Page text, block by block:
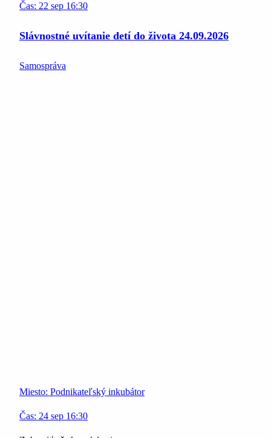
Čas: 22 sep 16:30
Slávnostné uvítanie detí do života 24.09.2026
Samospráva
Miesto: Podnikateľský inkubátor
Čas: 24 sep 16:30